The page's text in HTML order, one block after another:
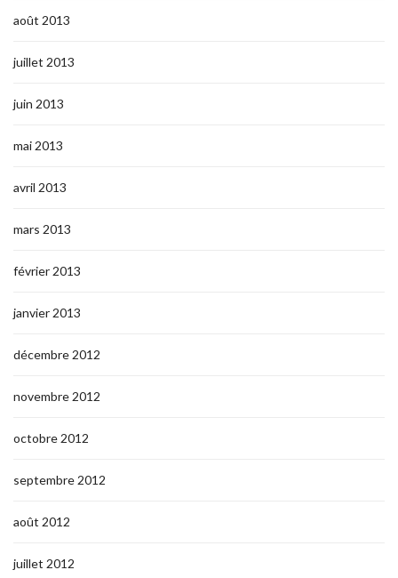
août 2013
juillet 2013
juin 2013
mai 2013
avril 2013
mars 2013
février 2013
janvier 2013
décembre 2012
novembre 2012
octobre 2012
septembre 2012
août 2012
juillet 2012